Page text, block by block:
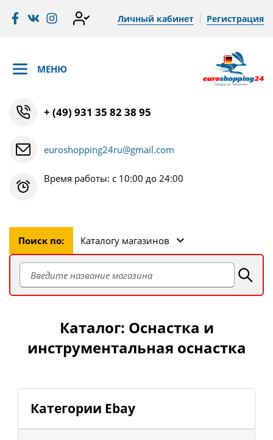
Личный кабинет Регистрация
МЕНЮ
+ (49) 931 35 82 38 95
euroshopping24ru@gmail.com
Время работы: с 10:00 до 24:00
Поиск по: Каталогу магазинов
Категории Ebay
Каталог: Оснастка и
инструментальная оснастка